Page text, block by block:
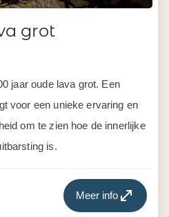
om te zien hoe de innerlijke
is.
Meer info